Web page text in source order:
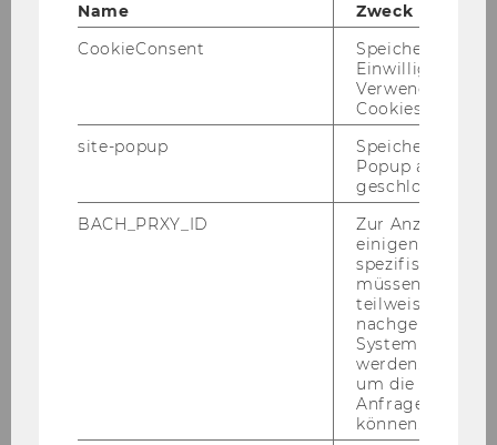
Digital Economy
Export and
Internationalization
Name
Zweck
CookieConsent
Speichert Ihre
Einwilligung zur
Verwendung von
Cookies.
site-popup
Speichert ob ein
Popup
geschlossen
BACH_PRXY_ID
Zur Anzeige von
einigen WU-
spezifischen
müssen
teilweise von
nachgelagerten
System
werden.
um die Antwort
Anfrage
können.